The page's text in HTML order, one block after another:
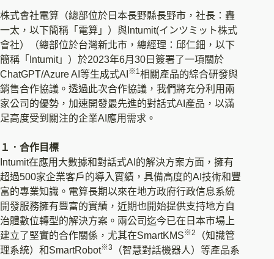
株式會社電算（總部位於日本長野縣長野市，社長：轟
一太，以下簡稱「電算」）與Intumit(インツミット株式
會社）（總部位於台灣新北市，總經理：邱仁鈿，以下
簡稱「Intumit」）於2023年6月30日簽署了一項關於
ChatGPT/Azure AI等生成式AI ※1 相關產品的綜合研發與
銷售合作協議。透過此次合作協議，我們將充分利用兩
家公司的優勢，加速開發最先進的對話式AI產品，以滿
足高度受到關注的企業AI應用需求。
１．合作目標
Intumit在應用大數據和對話式AI的解決方案方面，擁有
超過500家企業客戶的導入實績，具備高度的AI技術和豐
富的專業知識。電算長期以來在地方政府行政信息系統
開發服務擁有豐富的實績，近期也開始提供支持地方自
治體數位轉型的解決方案。兩公司迄今已在日本市場上
建立了堅實的合作關係，尤其在SmartKMS※2
（知識管
理系統）和SmartRobot※3
（智慧對話機器人）等產品系